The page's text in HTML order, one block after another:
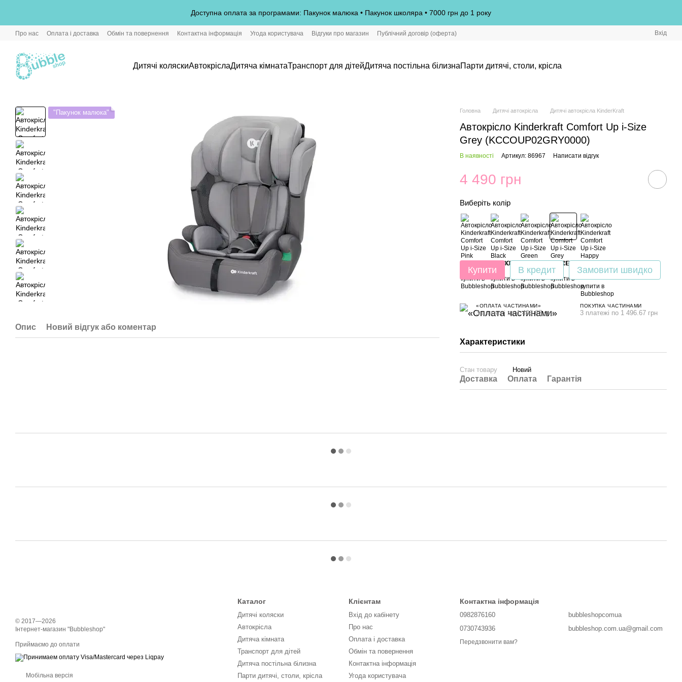
Доступна оплата за програмами: Пакунок малюка • Пакунок школяра • 7000 грн до 1 року
Про нас Оплата і доставка Обмін та повернення Контактна інформація Угода користувача Відгуки про магазин Публічний договір (оферта) Вхід
Дитячі коляскиАвтокріслаДитяча кімнатаТранспорт для дітейДитяча постільна білизнаПарти дитячі, столи, крісла
"Пакунок малюка"
Опис Новий відгук або коментар
Головна Дитячі автокрісла Дитячі автокрісла KinderKraft
Автокрісло Kinderkraft Comfort Up i-Size
Grey (KCCOUP02GRY0000)
В наявності Артикул: 86967 Написати відгук
4 490 грн
Виберіть колір
Купити В кредит Замовити швидко
«ОПЛАТА ЧАСТИНАМИ»
3 платежі по 1 496.67 грн
ПОКУПКА ЧАСТИНАМИ
3 платежі по 1 496.67 грн
Характеристики
Стан товару Новий
Доставка Оплата Гарантія
© 2017—2026
Інтернет-магазин "Bubbleshop"
Приймаємо до оплати
Мобільна версія
Каталог
Дитячі коляски
Автокрісла
Дитяча кімната
Транспорт для дітей
Дитяча постільна білизна
Парти дитячі, столи, крісла
Клієнтам
Вхід до кабінету
Про нас
Оплата і доставка
Обмін та повернення
Контактна інформація
Угода користувача
Контактна інформація
0982876160
0730743936
Передзвонити вам?
bubbleshopcomua
bubbleshop.com.ua@gmail.com